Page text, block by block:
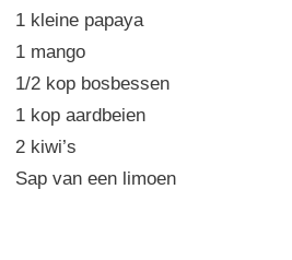
1 kleine papaya
1 mango
1/2 kop bosbessen
1 kop aardbeien
2 kiwi’s
Sap van een limoen